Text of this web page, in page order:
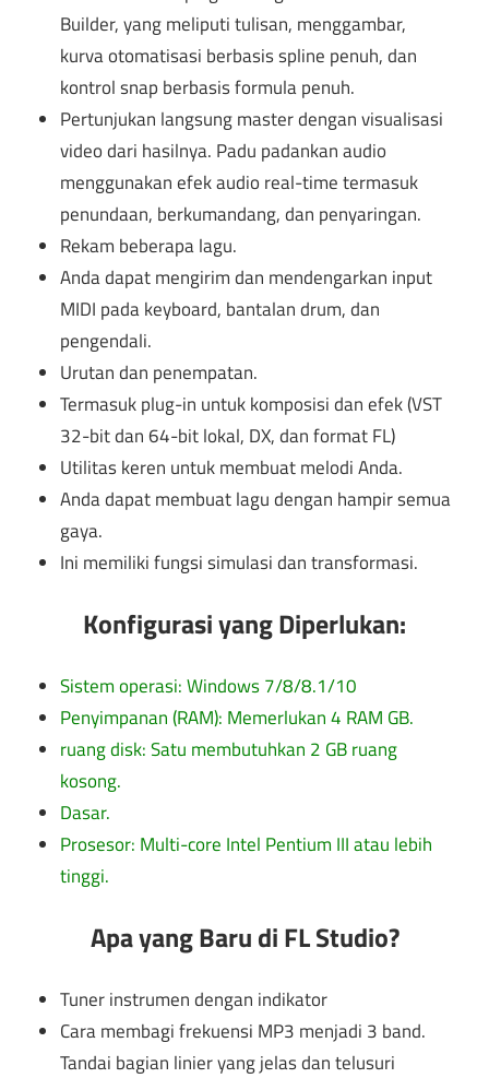
Builder, yang meliputi tulisan, menggambar,
kurva otomatisasi berbasis spline penuh, dan
kontrol snap berbasis formula penuh.
Pertunjukan langsung master dengan visualisasi
video dari hasilnya. Padu padankan audio
menggunakan efek audio real-time termasuk
penundaan, berkumandang, dan penyaringan.
Rekam beberapa lagu.
Anda dapat mengirim dan mendengarkan input
MIDI pada keyboard, bantalan drum, dan
pengendali.
Urutan dan penempatan.
Termasuk plug-in untuk komposisi dan efek (VST
32-bit dan 64-bit lokal, DX, dan format FL)
Utilitas keren untuk membuat melodi Anda.
Anda dapat membuat lagu dengan hampir semua
gaya.
Ini memiliki fungsi simulasi dan transformasi.
Konfigurasi yang Diperlukan:
Sistem operasi: Windows 7/8/8.1/10
Penyimpanan (RAM): Memerlukan 4 RAM GB.
ruang disk: Satu membutuhkan 2 GB ruang
kosong.
Dasar.
Prosesor: Multi-core Intel Pentium III atau lebih
tinggi.
Apa yang Baru di FL Studio?
Tuner instrumen dengan indikator
Cara membagi frekuensi MP3 menjadi 3 band.
Tandai bagian linier yang jelas dan telusuri